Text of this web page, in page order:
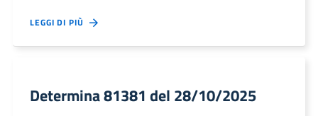
LEGGI DI PIÙ
Determina 81381 del 28/10/2025